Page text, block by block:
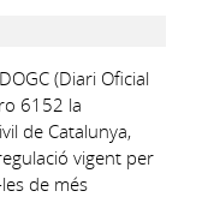
(Diari Oficial
6152 la
de Catalunya,
vigent per
de més